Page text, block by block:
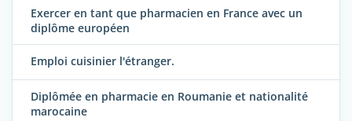
Exercer en tant que pharmacien en France avec un
diplôme européen
Emploi cuisinier l'étranger.
Diplômée en pharmacie en Roumanie et nationalité
marocaine